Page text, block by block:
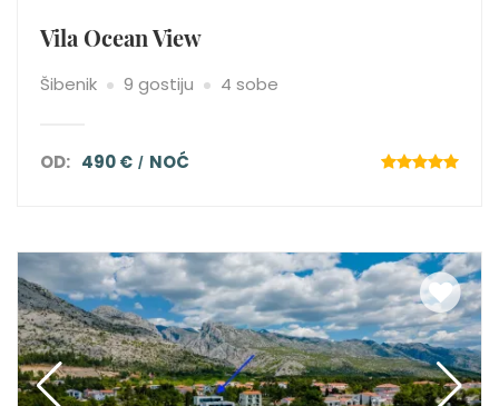
Vila Ocean View
Šibenik 9 gostiju 4 sobe
OD: 490 € NOĆ